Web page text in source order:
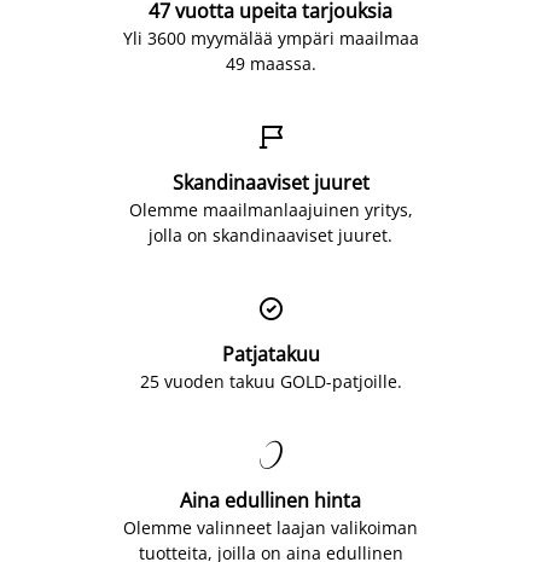
47 vuotta upeita tarjouksia
Yli 3600 myymälää ympäri maailmaa
49 maassa.

Skandinaaviset juuret
Olemme maailmanlaajuinen yritys,
jolla on skandinaaviset juuret.

Patjatakuu
25 vuoden takuu GOLD-patjoille.

Aina edullinen hinta
Olemme valinneet laajan valikoiman
tuotteita, joilla on aina edullinen